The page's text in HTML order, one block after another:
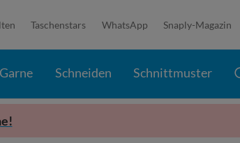
Taschenstars WhatsApp Snaply-Magazin
Garne Schneiden Schnittmuster